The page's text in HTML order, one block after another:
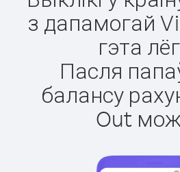
з дапамогай
гэта
Пасля
балансу
Out